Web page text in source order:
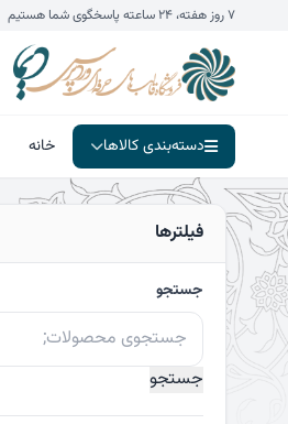
۷ روز هفته، ۲۴ ساعته پاسخگوی شما هستیم
دسته‌بندی کالاها خانه
فیلترها
جستجو
جستجو
برای:
جستجو